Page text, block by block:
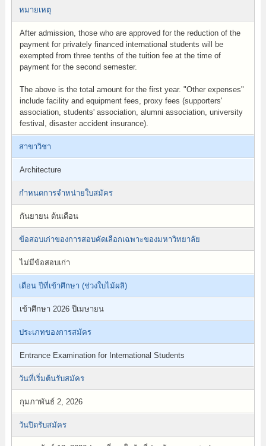
หมายเหตุ
After admission, those who are approved for the reduction of the
payment for privately financed international students will be
exempted from three tenths of the tuition fee at the time of
payment for the second semester.
The above is the total amount for the first year. "Other expenses"
include facility and equipment fees, proxy fees (supporters'
association, students' association, alumni association, university
festival, disaster accident insurance).
สาขาวิชา
Architecture
กำหนดการจำหน่ายใบสมัคร
กันยายน ต้นเดือน
ข้อสอบเก่าของการสอบคัดเลือกเฉพาะของมหาวิทยาลัย
ไม่มีข้อสอบเก่า
เดือน ปีที่เข้าศึกษา (ช่วงใบไม้ผลิ)
เข้าศึกษา 2026 ปีเมษายน
ประเภทของการสมัคร
Entrance Examination for International Students
วันที่เริ่มต้นรับสมัคร
กุมภาพันธ์ 2, 2026
วันปิดรับสมัคร